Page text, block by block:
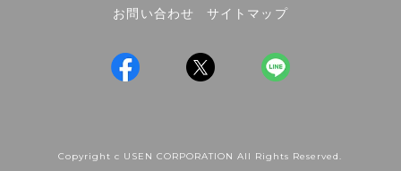
編集ポリシー
業態別の開業方法
UIターン開業特集
お問い合わせ
サイトマップ
Copyright c USEN CORPORATION All Rights Reserved.